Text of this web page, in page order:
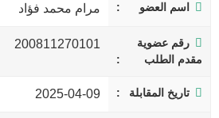
اسم العضو مرام محمد فؤاد
رقم عضوية
مقدم الطلب
200811270101
تاريخ المقابلة 2025-04-09